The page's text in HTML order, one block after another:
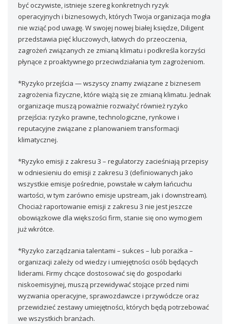
być oczywiste, istnieje szereg konkretnych ryzyk
operacyjnych i biznesowych, których Twoja organizacja mogła
nie wziąć pod uwagę. W swojej nowej białej księdze, Diligent
przedstawia pięć kluczowych, łatwych do przeoczenia,
zagrożeń związanych ze zmianą klimatu i podkreśla korzyści
płynące z proaktywnego przeciwdziałania tym zagrożeniom.
*Ryzyko przejścia — wszyscy znamy związane z biznesem
zagrożenia fizyczne, które wiążą się ze zmianą klimatu. Jednak
organizacje muszą poważnie rozważyć również ryzyko
przejścia: ryzyko prawne, technologiczne, rynkowe i
reputacyjne związane z planowaniem transformacji
klimatycznej.
*Ryzyko emisji z zakresu 3 – regulatorzy zacieśniają przepisy
w odniesieniu do emisji z zakresu 3 (definiowanych jako
wszystkie emisje pośrednie, powstałe w całym łańcuchu
wartości, w tym zarówno emisje upstream, jak i downstream).
Chociaż raportowanie emisji z zakresu 3 nie jest jeszcze
obowiązkowe dla większości firm, stanie się ono wymogiem
już wkrótce.
*Ryzyko zarządzania talentami – sukces – lub porażka –
organizacji zależy od wiedzy i umiejętności osób będących
liderami. Firmy chcące dostosować się do gospodarki
niskoemisyjnej, muszą przewidywać stojące przed nimi
wyzwania operacyjne, sprawozdawcze i przywódcze oraz
przewidzieć zestawy umiejętności, których będą potrzebować
we wszystkich branżach.